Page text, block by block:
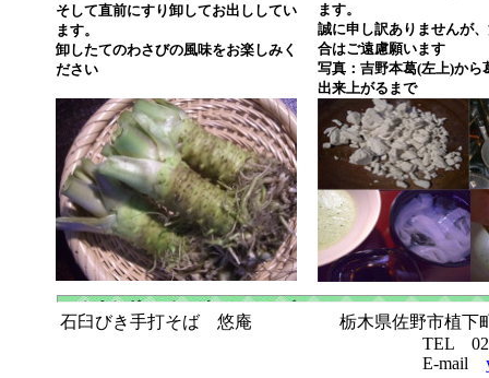
そして直前にすり卸してお出ししてい
ます。
卸したてのわさびの風味をお楽しみく
ださい
ます。
誠に申し訳ありませんが
合はご遠慮願います
写真：吉野本葛(左上)か
出来上がるまで
石臼びき手打そば 悠庵 栃木県佐野市植下町
TEL 0283-22-
E-mail